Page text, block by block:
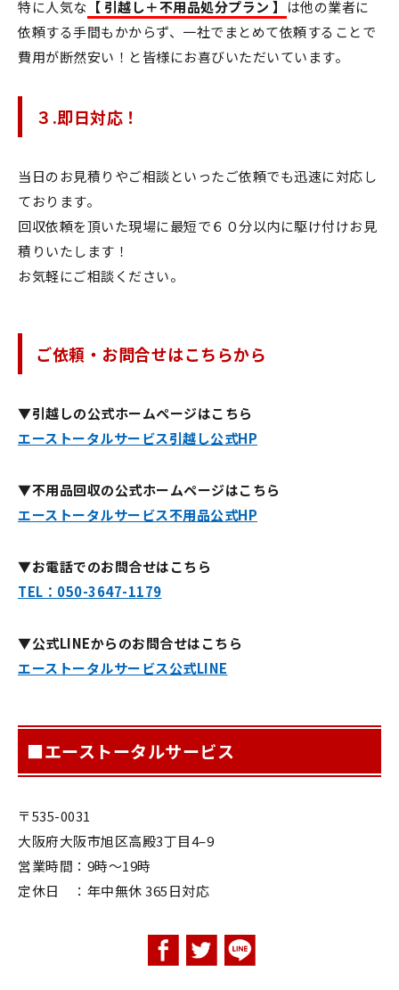
特に人気な 【 引越し＋不用品処分プラン 】
は他の業者に
依頼する手間もかからず、一社でまとめて依頼することで
費用が断然安い！と皆様にお喜びいただいています。
３.即日対応！
当日のお見積りやご相談といったご依頼でも迅速に対応し
ております。
回収依頼を頂いた現場に最短で６０分以内に駆け付けお見
積りいたします！
お気軽にご相談ください。
ご依頼・お問合せはこちらから
▼引越しの公式ホームページはこちら
エーストータルサービス引越し公式HP
▼不用品回収の公式ホームページはこちら
エーストータルサービス不用品公式HP
▼お電話でのお問合せはこちら
TEL：050-3647-1179
▼公式LINEからのお問合せはこちら
エーストータルサービス公式LINE
■エーストータルサービス
〒535-0031
大阪府大阪市旭区高殿3丁目4–9
営業時間：9時〜19時
定休日 ：年中無休 365日対応